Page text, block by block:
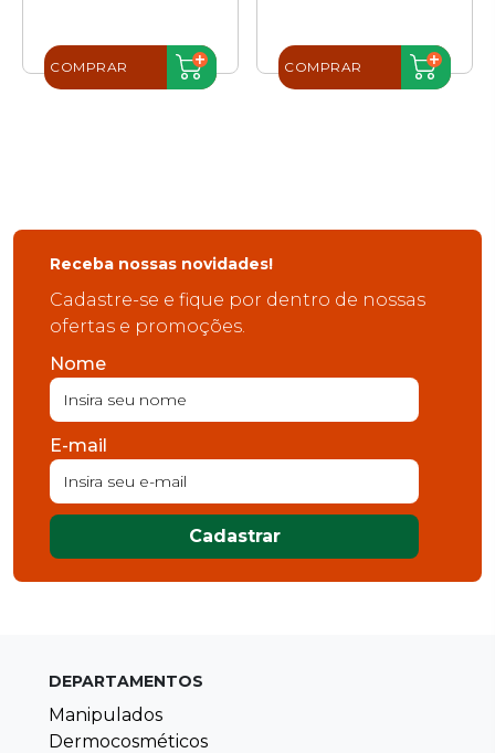
COMPRAR COMPRAR
Receba nossas novidades!
Cadastre-se e fique por dentro de nossas
ofertas e promoções.
Nome
E-mail
Cadastrar
DEPARTAMENTOS
Manipulados
Dermocosméticos